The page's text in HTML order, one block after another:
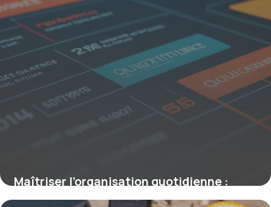
Maîtriser l’organisation quotidienne :
principes scientifiques pour des journées